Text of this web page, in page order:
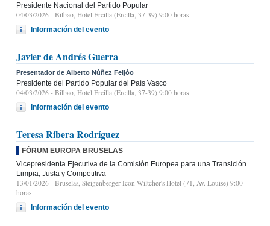
Presidente Nacional del Partido Popular
04/03/2026 - Bilbao, Hotel Ercilla (Ercilla, 37-39) 9:00 horas
Información del evento
Javier de Andrés Guerra
Presentador de Alberto Núñez Feijóo
Presidente del Partido Popular del País Vasco
04/03/2026 - Bilbao, Hotel Ercilla (Ercilla, 37-39) 9:00 horas
Información del evento
Teresa Ribera Rodríguez
FÓRUM EUROPA BRUSELAS
Vicepresidenta Ejecutiva de la Comisión Europea para una Transición
Limpia, Justa y Competitiva
13/01/2026 - Bruselas, Steigenberger Icon Wiltcher's Hotel (71, Av. Louise) 9:00
horas
Información del evento